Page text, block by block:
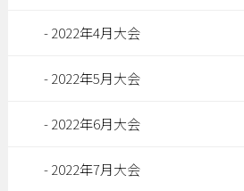
2022年4月大会
2022年5月大会
2022年6月大会
2022年7月大会